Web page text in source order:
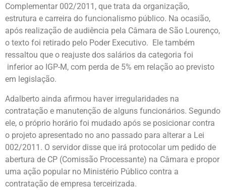
Complementar 002/2011, que trata da organização,
estrutura e carreira do funcionalismo público. Na ocasião,
após realização de audiência pela Câmara de São Lourenço,
o texto foi retirado pelo Poder Executivo. Ele também
ressaltou que o reajuste dos salários da categoria foi
inferior ao IGP-M, com perda de 5% em relação ao previsto
em legislação.
Adalberto ainda afirmou haver irregularidades na
contratação e manutenção de alguns funcionários. Segundo
ele, o próprio horário foi mudado após se posicionar contra
o projeto apresentado no ano passado para alterar a Lei
002/2011. O servidor disse que irá protocolar um pedido de
abertura de CP (Comissão Processante) na Câmara e propor
uma ação popular no Ministério Público contra a
contratação de empresa terceirizada.